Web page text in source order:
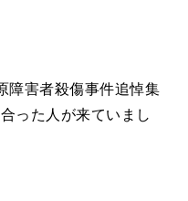
害者殺傷事件追悼集
った人が来ていまし